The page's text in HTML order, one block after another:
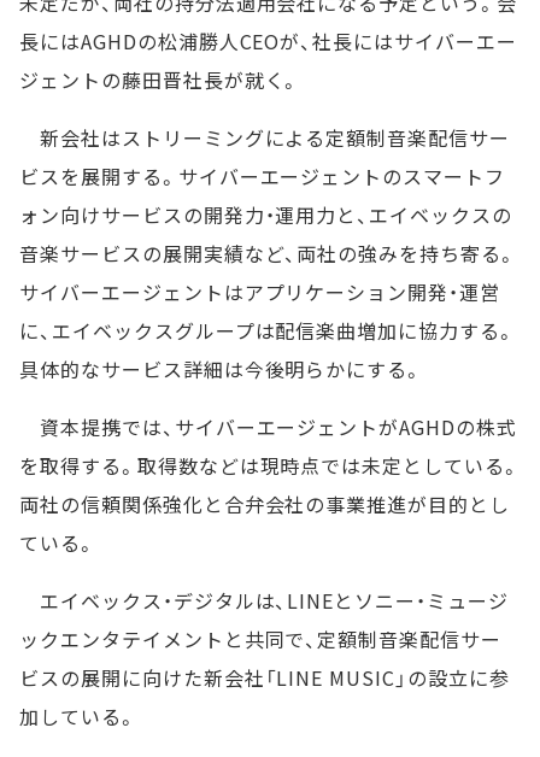
長にはAGHDの松浦勝人CEOが、社長にはサイバーエー
ジェントの藤田晋社長が就く。
新会社はストリーミングによる定額制音楽配信サー
ビスを展開する。サイバーエージェントのスマートフ
ォン向けサービスの開発力・運用力と、エイベックスの
音楽サービスの展開実績など、両社の強みを持ち寄る。
サイバーエージェントはアプリケーション開発・運営
に、エイベックスグループは配信楽曲増加に協力する。
具体的なサービス詳細は今後明らかにする。
資本提携では、サイバーエージェントがAGHDの株式
を取得する。取得数などは現時点では未定としている。
両社の信頼関係強化と合弁会社の事業推進が目的とし
ている。
エイベックス・デジタルは、LINEとソニー・ミュージ
ックエンタテイメントと共同で、定額制音楽配信サー
ビスの展開に向けた新会社「LINE MUSIC」の設立に参
加している。